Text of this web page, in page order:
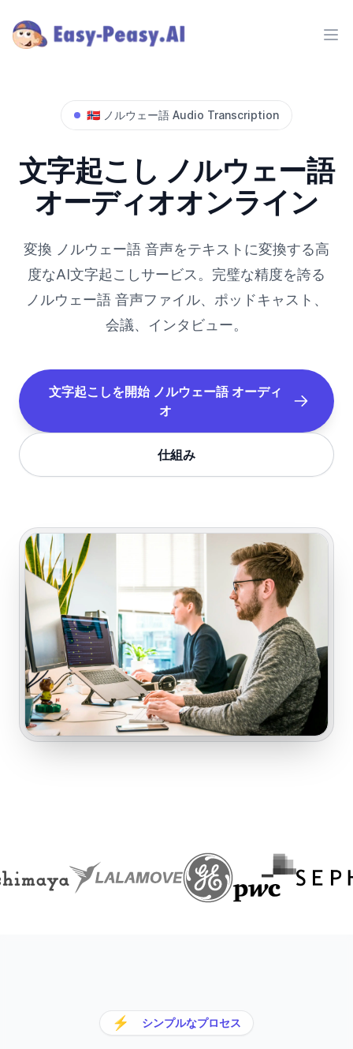
🇳🇴 ノルウェー語 Audio Transcription
文字起こし ノルウェー語
オーディオオンライン
変換 ノルウェー語 音声をテキストに変換する高
度なAI文字起こしサービス。完璧な精度を誇る
ノルウェー語 音声ファイル、ポッドキャスト、
会議、インタビュー。
文字起こしを開始 ノルウェー語 オーディ
オ
仕組み
⚡ シンプルなプロセス